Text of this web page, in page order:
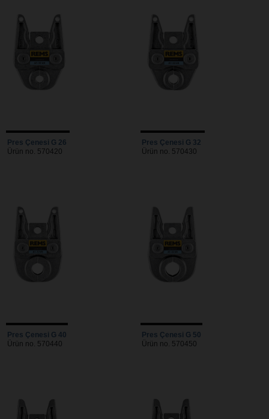
Pres Çenesi G 26
Ürün no. 570420
Pres Çenesi G 32
Ürün no. 570430
Pres Çenesi G 40
Ürün no. 570440
Pres Çenesi G 50
Ürün no. 570450